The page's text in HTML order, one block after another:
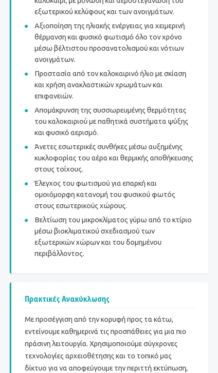
εξωτερικού κελύφους και των ανοιγμάτων.
Αξιοποίηση της ηλιακής ενέργειας για χειμερινή
θέρμανση και φυσικό φωτισμό όλο τον χρόνο
μέσω βέλτιστου προσανατολισμού και νότιων
ανοιγμάτων.
Προστασία από τον καλοκαιρινό ήλιο με σκίαση
και χρήση ανακλαστικών χρωμάτων και
επιφανειών.
Απομάκρυνση της συσσωρευμένης θερμότητας
του καλοκαιριού με παθητικά συστήματα ψύξης
και φυσικό αερισμό.
Άνετες εσωτερικές συνθήκες μέσω αυξημένης
κυκλοφορίας του αέρα και θερμικής αποθήκευσης
στους τοίχους.
Έλεγχος του φωτισμού για επαρκή και
ομοιόμορφη κατανομή του φυσικού φωτός
στους εσωτερικούς χώρους.
Βελτίωση του μικροκλίματος γύρω από το κτίριο
μέσω βιοκλιματικού σχεδιασμού των
εξωτερικών χώρων και του δομημένου
περιβάλλοντος.
Πρακτικές Ανακύκλωσης
Με προσέγγιση από την κορυφή προς τα κάτω,
εντείνουμε καθημερινά τις προσπάθειες για μια πιο
πράσινη λειτουργία. Χρησιμοποιούμε σύγχρονες
τεχνολογίες αρχειοθέτησης και το τοπικό μας
δίκτυο για να αποφεύγουμε την περιττή εκτύπωση,